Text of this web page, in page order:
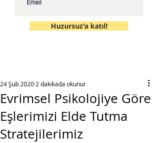
Huzursuz'a katıl!
Evrimsel Psikolojiye Göre
Eşlerimizi Elde Tutma
Stratejilerimiz
24 Şub 2020 2 dakikada okunur